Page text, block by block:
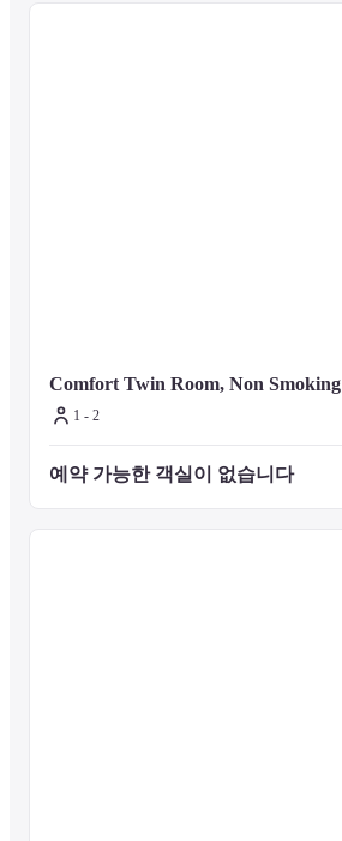
Comfort Twin Room, Non Smoking
1 - 2
예약 가능한 객실이 없습니다